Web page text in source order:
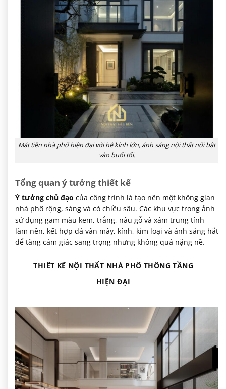
Mặt tiền nhà phố hiện đại với hệ kính lớn, ánh sáng nội thất nổi bật
vào buổi tối.
Tổng quan ý tưởng thiết kế
Ý tưởng chủ đạo của công trình là tạo nên một không gian
nhà phố rộng, sáng và có chiều sâu. Các khu vực trong ảnh
sử dụng gam màu kem, trắng, nâu gỗ và xám trung tính
làm nền, kết hợp đá vân mây, kính, kim loại và ánh sáng hắt
để tăng cảm giác sang trọng nhưng không quá nặng nề.
THIẾT KẾ NỘI THẤT NHÀ PHỐ THÔNG TẦNG
HIỆN ĐẠI